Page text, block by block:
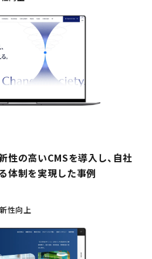
性の高いCMSを導入し、自社
体制を実現した事例
性向上